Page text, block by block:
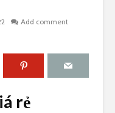
Add comment
rẻ